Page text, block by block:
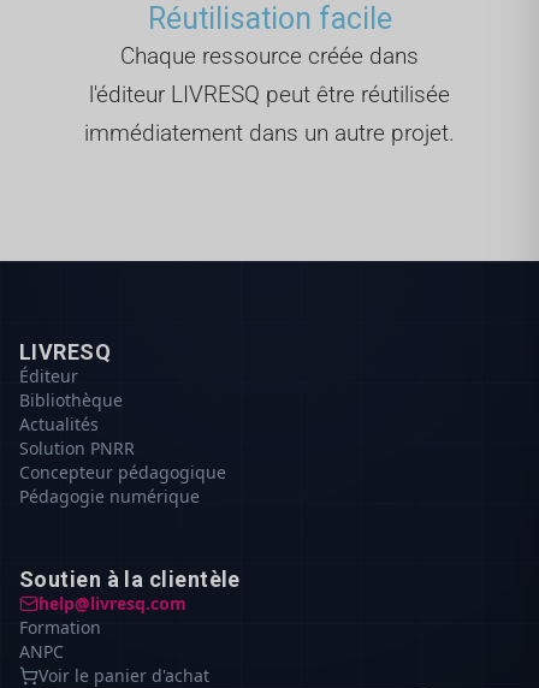
Réutilisation facile
Chaque ressource créée dans
l'éditeur LIVRESQ peut être réutilisée
immédiatement dans un autre projet.
LIVRESQ
Éditeur
Bibliothèque
Actualités
Solution PNRR
Concepteur pédagogique
Pédagogie numérique
Soutien à la clientèle
help@livresq.com
Formation
ANPC
Voir le panier d'achat